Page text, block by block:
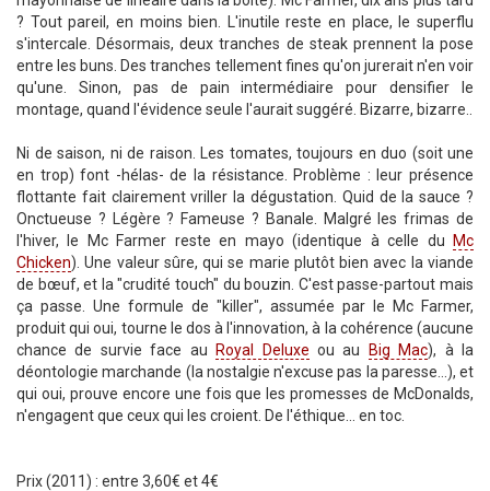
? Tout pareil, en moins bien. L'inutile reste en place, le superflu
s'intercale. Désormais, deux tranches de steak prennent la pose
entre les buns. Des tranches tellement fines qu'on jurerait n'en voir
qu'une. Sinon, pas de pain intermédiaire pour densifier le
montage, quand l'évidence seule l'aurait suggéré. Bizarre, bizarre..
Ni de saison, ni de raison. Les tomates, toujours en duo (soit une
en trop) font -hélas- de la résistance. Problème : leur présence
flottante fait clairement vriller la dégustation. Quid de la sauce ?
Onctueuse ? Légère ? Fameuse ? Banale. Malgré les frimas de
l'hiver, le Mc Farmer reste en mayo (identique à celle du
Mc
Chicken). Une valeur sûre, qui se marie plutôt bien avec la viande
de bœuf, et la "crudité touch" du bouzin. C'est passe-partout mais
ça passe. Une formule de "killer", assumée par le Mc Farmer,
produit qui oui, tourne le dos à l'innovation, à la cohérence (aucune
chance de survie face au
Royal Deluxe ou au Big Mac), à la
déontologie marchande (la nostalgie n'excuse pas la paresse...), et
qui oui, prouve encore une fois que les promesses de McDonalds,
n'engagent que ceux qui les croient. De l'éthique... en toc.
Prix (2011) : entre 3,60€ et 4€